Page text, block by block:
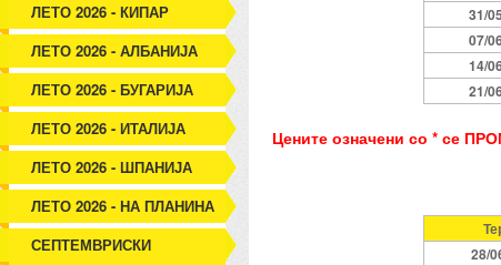
ЛЕТО 2026 - КИПАР
ЛЕТО 2026 - АЛБАНИЈА
ЛЕТО 2026 - БУГАРИЈА
ЛЕТО 2026 - ИТАЛИЈА
ЛЕТО 2026 - ШПАНИЈА
ЛЕТО 2026 - НА ПЛАНИНА
СЕПТЕМВРИСКИ
31/
07/
14/
21/
Цените означени со * се
28/